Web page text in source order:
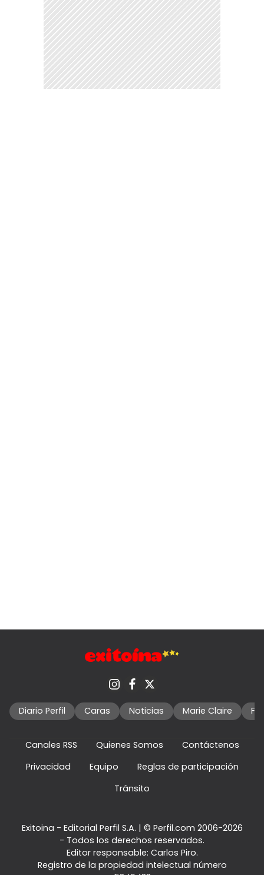
Diario Perfil Caras Noticias Marie Claire
Canales RSS Quienes Somos
Contáctenos
Privacidad
Equipo
Reglas de participación
Tránsito
Exitoina - Editorial Perfil S.A. | © Perfil.com 2006-2026
- Todos los derechos reservados.
Editor responsable: Carlos Piro.
Registro de la propiedad intelectual número